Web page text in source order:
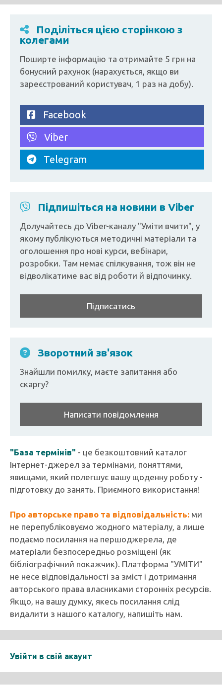
Поділіться цією сторінкою з
колегами
Поширте інформацію та отримайте 5 грн на
бонусний рахунок (нарахується, якщо ви
зареєстрований користувач, 1 раз на добу).
Facebook
Viber
Telegram
Підпишіться на новини в Viber
Долучайтесь до Viber-каналу "Уміти вчити", у
якому публікуються методичні матеріали та
оголошення про нові курси, вебінари,
розробки. Там немає спілкування, тож він не
відволікатиме вас від роботи й відпочинку.
Підписатись
Зворотний зв'язок
Знайшли помилку, маєте запитання або
скаргу?
Написати повідомлення
"База термінів" - це безкоштовний каталог
Інтернет-джерел за термінами, поняттями,
явищами, який полегшує вашу щоденну роботу -
підготовку до занять. Приємного використання!
Про авторське право та відповідальність: ми
не перепубліковуємо жодного матеріалу, а лише
подаємо посилання на першоджерела, де
матеріали безпосередньо розміщені (як
бібліографічний покажчик). Платформа "УМІТИ"
не несе відповідальності за зміст і дотримання
авторського права власниками сторонніх ресурсів.
Якщо, на вашу думку, якесь посилання слід
видалити з нашого каталогу, напишіть нам.
Увійти в свій акаунт